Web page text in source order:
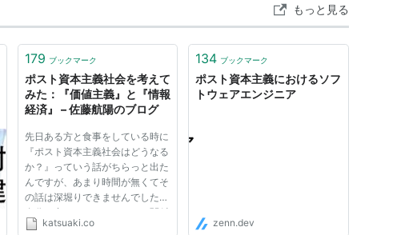
もっと見る
179 ブックマーク
ポスト資本主義社会を考えて
みた：『価値主義』と『情報
経済』 – 佐藤航陽のブログ
先日ある方と食事をしている時に
『ポスト資本主義社会はどうなる
か？』っていう話がちらっと出た
んですが、あまり時間が無くてそ
の話は深堀りできませんでした。
自分の中でテクノロジーとの関係
でこんな感じになるだろうなーと
katsuaki.co
134 ブックマーク
ポスト資本主義におけるソフ
トウェアエンジニア
zenn.dev